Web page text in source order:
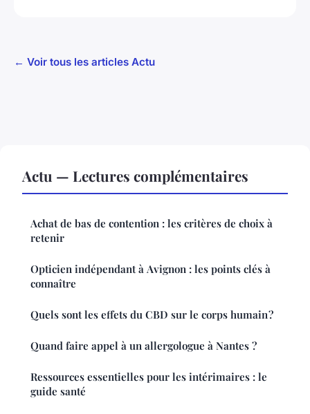
← Voir tous les articles Actu
Actu — Lectures complémentaires
Achat de bas de contention : les critères de choix à
retenir
Opticien indépendant à Avignon : les points clés à
connaître
Quels sont les effets du CBD sur le corps humain ?
Quand faire appel à un allergologue à Nantes ?
Ressources essentielles pour les intérimaires : le
guide santé